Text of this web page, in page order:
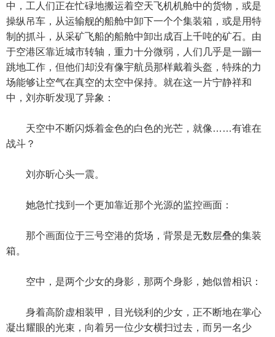
中，工人们正在忙碌地搬运着空天飞机机舱中的货物，或是
操纵吊车，从运输舰的船舱中卸下一个个集装箱，或是用特
制的抓斗，从采矿飞船的船舱中卸出成百上千吨的矿石。由
于空港区靠近城市转轴，重力十分微弱，人们几乎是一蹦一
跳地工作，但他们却没有像宇航员那样戴着头盔，特殊的力
场能够让空气在真空的太空中保持。就在这一片宁静祥和
中，刘亦昕发现了异象：
天空中不断闪烁着金色的白色的光芒，就像……有谁在
战斗？
刘亦昕心头一震。
她急忙找到一个更加靠近那个光源的监控画面：
那个画面位于三号空港的货场，背景是无数层叠的集装
箱。
空中，是两个少女的身影，那两个身影，她似曾相识：
身着高阶虚相装甲，目光锐利的少女，正不断地在掌心
凝出耀眼的光束，向着另一位少女横扫过去，而另一名少